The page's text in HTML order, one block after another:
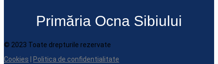
Primăria Ocna Sibiului
© 2023 Toate drepturile rezervate
Cookies
Politica de confidentialitate